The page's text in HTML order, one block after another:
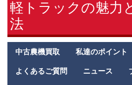
軽トラックの魅力
法
Antei
second
menu
中古農機買取 私達のポイント
よくあるご質問 ニュース